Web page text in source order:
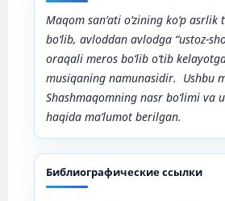
Maqom san’ati о‘zining kо‘p
bо‘lib, avloddan avlodga “ustoz-
oraqali meros bо‘lib о‘tib
musiqaning namunasidir. Ushbu
Shashmaqomning nasr bo‘limi va
haqida ma’lumot berilgan.
Библиографические ссылки